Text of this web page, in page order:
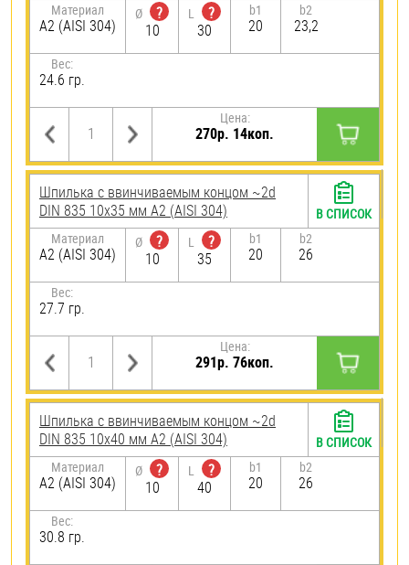
Материал
А2 (AISI 304)
Ø
?
10
L
?
30
b1
20
b2
23,2
Вес:
24.6 гр.
Цена:
270р. 14коп.
Шпилька c ввинчиваемым концом ~2d
DIN 835 10х35 мм А2 (AISI 304)
Материал
А2 (AISI 304)
Ø
?
10
L
?
35
b1
20
b2
26
Вес:
27.7 гр.
Цена:
291р. 76коп.
В СПИСОК
Шпилька c ввинчиваемым концом ~2d
DIN 835 10х40 мм А2 (AISI 304)
Материал
А2 (AISI 304)
Ø
?
10
L
?
40
b1
20
b2
26
Вес:
30.8 гр.
В СПИСОК